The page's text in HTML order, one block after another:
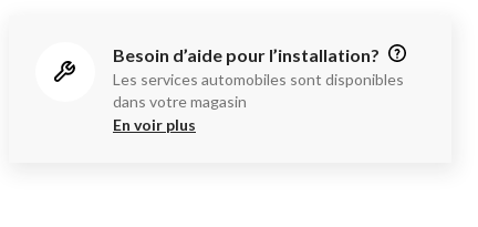
Besoin d’aide pour l’installation?
Les services automobiles sont disponibles
dans votre magasin
En voir plus